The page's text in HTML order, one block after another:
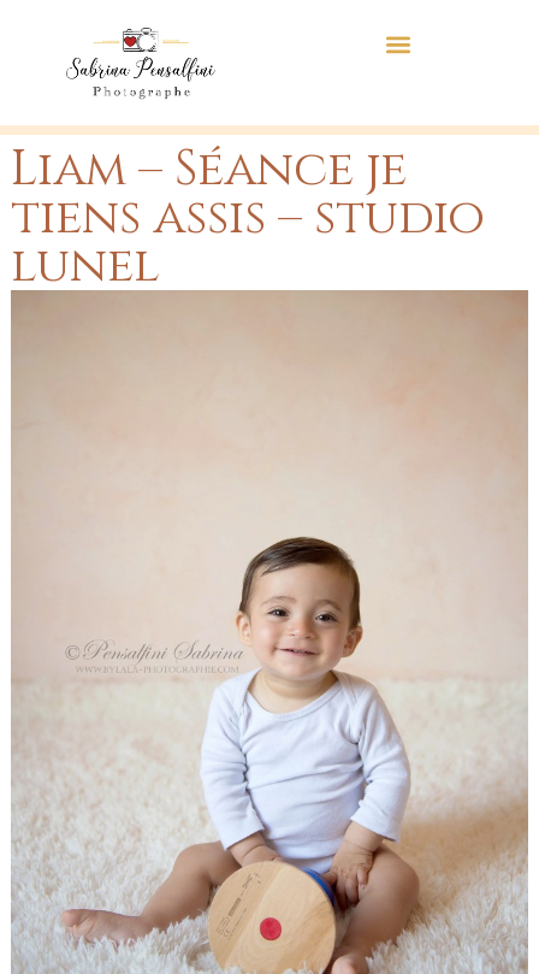
Liam – Séance je
tiens assis – studio
lunel